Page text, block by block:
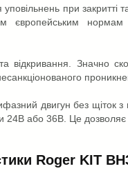
при
європейським
відкривання. Значно
двигун без щіток
24В або 36В. Це
Roger KIT